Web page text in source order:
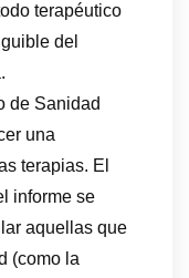
terapéutico
del
de Sanidad
una
terapias. El
informe se
aquellas que
(como la